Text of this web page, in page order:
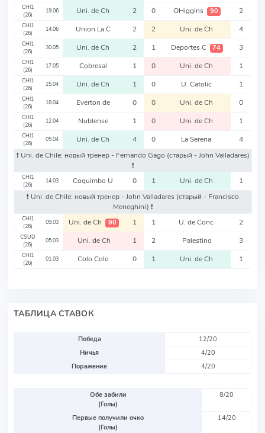
CHI1
(26)
19.06 Uni. de Ch 2 0 OHiggins 90 2
CHI1
(26)
14.06 Union La C 2 2 Uni. de Ch 4
CHI1
(26)
30.05 Uni. de Ch 2 1 Deportes C 74 3
CHI1
(26)
17.05 Cobresal 1 0 Uni. de Ch 1
CHI1
(26)
25.04 Uni. de Ch 1 0 U. Catolic 1
CHI1
(26)
18.04 Everton de 0 0 Uni. de Ch 0
CHI1
(26)
12.04 Nublense 1 0 Uni. de Ch 1
CHI1
(26)
05.04 Uni. de Ch 4 0 La Serena
4
❗️ Uni. de Chile: новый тренер - Fernando Gago (старый - John Valladares)
❗️
CHI1
(26)
14.03 Coquimbo U 0 1 Uni. de Ch
1
❗️ Uni. de Chile: новый тренер - John Valladares (старый - Francisco
Meneghini) ❗️
CHI1
(26)
09.03 Uni. de Ch 90 1 1 U. de Conc 2
CSUD
(26)
05.03 Uni. de Ch 1 2 Palestino 3
CHI1
(26)
01.03 Colo Colo 0 1 Uni. de Ch 1
ТАБЛИЦА СТАВОК
Победа
12/20
Ничья
4/20
Поражение
4/20
Обе забили
(Голы)
8/20
Первые получили очко
(Голы)
14/20